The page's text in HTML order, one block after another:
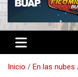
Inicio En las nubes